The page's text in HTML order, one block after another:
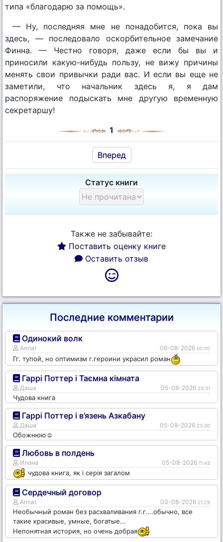
типа «благодарю за помощь».
— Ну, последняя мне не понадобится, пока вы
здесь, — последовало оскорбительное замечание
Финна. — Честно говоря, даже если бы вы и
приносили какую-нибудь пользу, не вижу причины
менять свои привычки ради вас. И если вы еще не
заметили, что начальник здесь я, я дам
распоряжение подыскать мне другую временную
секретаршу!
1
Вперед
Статус книги
Также не забывайте:
Поставить оценку книге
Оставить отзыв
Последние комментарии
Одинокий волк
Annat 06-08-2026 00:00
Гг. тупой, но оптимизм г.героини украсил роман
Гаррі Поттер і Таємна кімната
Даша 05-08-2026 23:31
Чудова книга
Гаррі Поттер і в’язень Азкабану
Даша 05-08-2026 23:30
Обожнюю☺️
Любовь в полдень
Илона 05-08-2026 11:43
чудова книга, як і серія загалом
Сердечный договор
Annat 03-08-2026 21:29
Необычный роман без расхваливания г.г....обычно, все
такие красивые, умные, богатые...
Непонятная история, но очень добрая